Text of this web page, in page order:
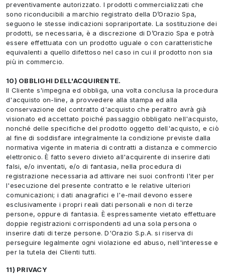
preventivamente autorizzato. I prodotti commercializzati che
sono riconducibili a marchio registrato della D’Orazio Spa,
seguono le stesse indicazioni soprariportate. La sostituzione dei
prodotti, se necessaria, è a discrezione di D’Orazio Spa e potrà
essere effettuata con un prodotto uguale o con caratteristiche
equivalenti a quello difettoso nel caso in cui il prodotto non sia
più in commercio.
10) OBBLIGHI DELL'ACQUIRENTE.
Il Cliente s'impegna ed obbliga, una volta conclusa la procedura
d'acquisto on-line, a provvedere alla stampa ed alla
conservazione del contratto d'acquisto che peraltro avrà già
visionato ed accettato poiché passaggio obbligato nell'acquisto,
nonché delle specifiche del prodotto oggetto dell'acquisto, e ciò
al fine di soddisfare integralmente la condizione previste dalla
normativa vigente in materia di contratti a distanza e commercio
elettronico. È fatto severo divieto all'acquirente di inserire dati
falsi, e/o inventati, e/o di fantasia, nella procedura di
registrazione necessaria ad attivare nei suoi confronti l'iter per
l'esecuzione del presente contratto e le relative ulteriori
comunicazioni; i dati anagrafici e l'e-mail devono essere
esclusivamente i propri reali dati personali e non di terze
persone, oppure di fantasia. È espressamente vietato effettuare
doppie registrazioni corrispondenti ad una sola persona o
inserire dati di terze persone. D'Orazio S.p.A. si riserva di
perseguire legalmente ogni violazione ed abuso, nell'interesse e
per la tutela dei Clienti tutti.
11) PRIVACY